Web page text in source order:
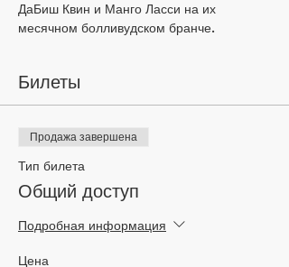
ДаБиш Квин и Манго Ласси на их
месячном болливудском бранче.
Билеты
Продажа завершена
Тип билета
Общий доступ
Подробная информация
Цена